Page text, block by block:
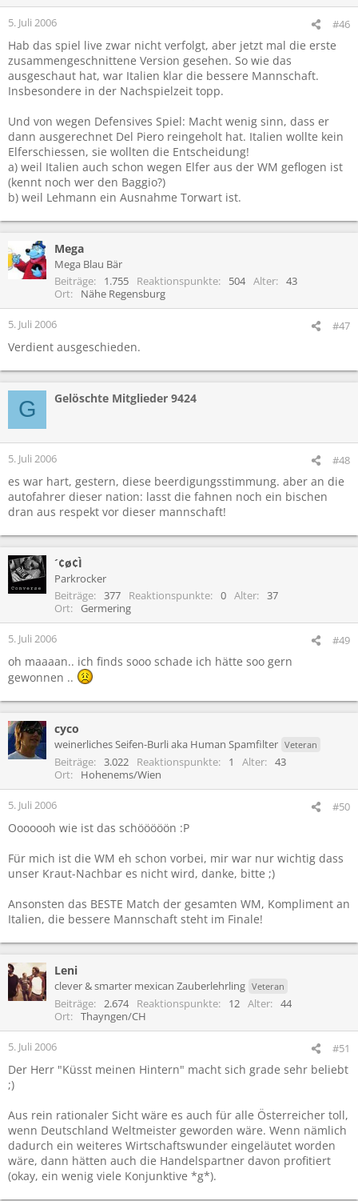
5. Juli 2006 #46
Hab das spiel live zwar nicht verfolgt, aber jetzt mal die erste
zusammengeschnittene Version gesehen. So wie das
ausgeschaut hat, war Italien klar die bessere Mannschaft.
Insbesondere in der Nachspielzeit topp.
Und von wegen Defensives Spiel: Macht wenig sinn, dass er
dann ausgerechnet Del Piero reingeholt hat. Italien wollte kein
Elferschiessen, sie wollten die Entscheidung!
a) weil Italien auch schon wegen Elfer aus der WM geflogen ist
(kennt noch wer den Baggio?)
b) weil Lehmann ein Ausnahme Torwart ist.
Mega
Mega Blau Bär
Beiträge
1.755 Reaktionspunkte 504 Alter
43
Ort
Nähe Regensburg
5. Juli 2006 #47
Verdient ausgeschieden.
G Gelöschte Mitglieder 9424
5. Juli 2006 #48
es war hart, gestern, diese beerdigungsstimmung. aber an die
autofahrer dieser nation: lasst die fahnen noch ein bischen
dran aus respekt vor dieser mannschaft!
´¢ø¢Ì
Parkrocker
Beiträge
377 Reaktionspunkte 0 Alter
37
Ort
Germering
5. Juli 2006 #49
oh maaaan.. ich finds sooo schade ich hätte soo gern
gewonnen ..
cyco
weinerliches Seifen-Burli aka Human Spamfilter Veteran
Beiträge 3.022 Reaktionspunkte 1 Alter
43
Ort
Hohenems/Wien
5. Juli 2006 #50
Ooooooh wie ist das schööööön :P
Für mich ist die WM eh schon vorbei, mir war nur wichtig dass
unser Kraut-Nachbar es nicht wird, danke, bitte ;)
Ansonsten das BESTE Match der gesamten WM, Kompliment an
Italien, die bessere Mannschaft steht im Finale!
Leni
clever & smarter mexican Zauberlehrling Veteran
Beiträge 2.674 Reaktionspunkte 12 Alter
44
Ort
Thayngen/CH
5. Juli 2006 #51
Der Herr "Küsst meinen Hintern" macht sich grade sehr beliebt
;)
Aus rein rationaler Sicht wäre es auch für alle Österreicher toll,
wenn Deutschland Weltmeister geworden wäre. Wenn nämlich
dadurch ein weiteres Wirtschaftswunder eingeläutet worden
wäre, dann hätten auch die Handelspartner davon profitiert
(okay, ein wenig viele Konjunktive *g*).